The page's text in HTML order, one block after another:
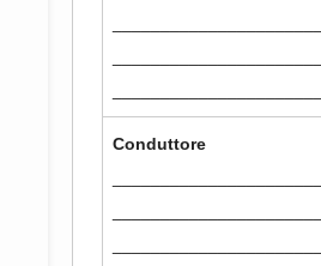
Conduttore